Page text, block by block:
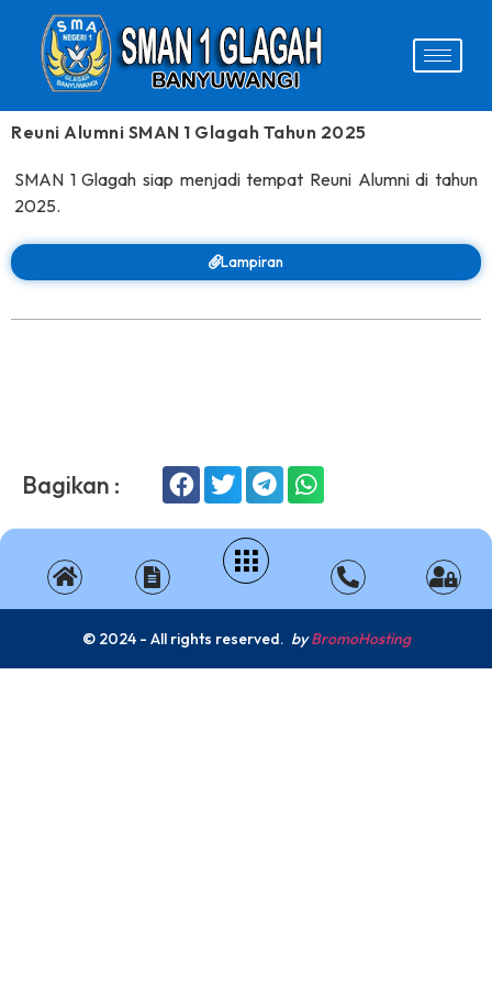
Reuni Alumni SMAN 1 Glagah Tahun 2025
SMAN 1 Glagah siap menjadi tempat Reuni Alumni di tahun
2025.
Lampiran
Bagikan :
© 2024 - All rights reserved. byBromoHosting